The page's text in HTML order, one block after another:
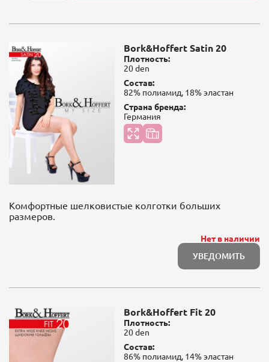
Bork&Hoffert Satin 20
Плотность:
20 den
Состав:
82% полиамид, 18% эластан
Страна бренда:
Германия
Комфортные шелковистые колготки больших
размеров.
Нет в наличии
УВЕДОМИТЬ
Bork&Hoffert Fit 20
Плотность:
20 den
Состав:
86% полиамид, 14% эластан